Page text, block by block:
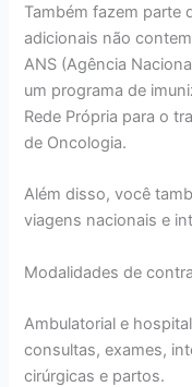
Também fazem parte
adicionais não
ANS (Agência
um programa de
Rede Própria para o
de Oncologia.
Além disso, você
viagens nacionais e
Modalidades de
Ambulatorial e
consultas, exames,
cirúrgicas e partos.